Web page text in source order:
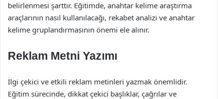
belirlenmesi şarttır. Eğitimde, anahtar kelime araştırma
araçlarının nasıl kullanılacağı, rekabet analizi ve anahtar
kelime gruplandırmasının önemi ele alınır.
Reklam Metni Yazımı
İlgi çekici ve etkili reklam metinleri yazmak önemlidir.
Eğitim sürecinde, dikkat çekici başlıklar, çağrılar ve